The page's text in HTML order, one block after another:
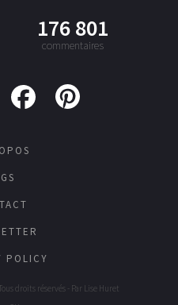
176 801
commentaires
POLICY
droits réservés - Par Lise Huret